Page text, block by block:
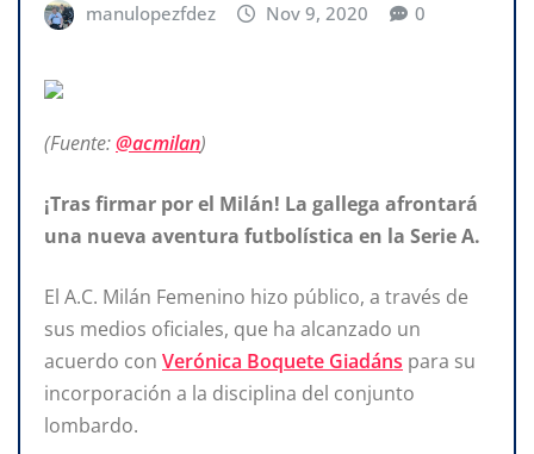
manulopezfdez Nov 9, 2020 0
(Fuente:@acmilan)
¡Tras firmar por el Milán! La gallega afrontará
una nueva aventura futbolística en la Serie A.
El A.C. Milán Femenino hizo público, a través de
sus medios oficiales, que ha alcanzado un
acuerdo con Verónica Boquete Giadáns para su
incorporación a la disciplina del conjunto
lombardo.